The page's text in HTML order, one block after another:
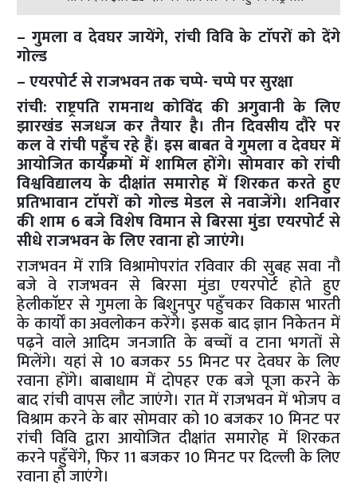
– गुमला व देवघर जायेंगे, रांची विवि के टाॅपरों को देंगे
गोल्ड
– एयरपोर्ट से राजभवन तक चप्पे- चप्पे पर सुरक्षा
रांची: राष्ट्रपति रामनाथ कोविंद की अगुवानी के लिए
झारखंड सजधज कर तैयार है। तीन दिवसीय दौरे पर
कल वे रांची पहुँच रहे हैं। इस बाबत वे गुमला व देवघर में
आयोजित कार्यक्रमों में शामिल होंगे। सोमवार को रांची
विश्वविद्यालय के दीक्षांत समारोह में शिरकत करते हुए
प्रतिभावान टाॅपरों को गोल्ड मेडल से नवाजेंगे। शनिवार
की शाम 6 बजे विशेष विमान से बिरसा मुंडा एयरपोर्ट से
सीधे राजभवन के लिए रवाना हो जाएंगे।
राजभवन में रात्रि विश्रामोपरांत रविवार की सुबह सवा नौ
बजे वे राजभवन से बिरसा मुंडा एयरपोर्ट होते हुए
हेलीकाॅप्टर से गुमला के बिशुनपुर पहुँचकर विकास भारती
के कार्यों का अवलोकन करेंगे। इसक बाद ज्ञान निकेतन में
पढ़ने वाले आदिम जनजाति के बच्चों व टाना भगतों से
मिलेंगे। यहां से 10 बजकर 55 मिनट पर देवघर के लिए
रवाना होंगे। बाबाधाम में दोपहर एक बजे पूजा करने के
बाद रांची वापस लौट जाएंगे। रात में राजभवन में भोजप व
विश्राम करने के बार सोमवार को 10 बजकर 10 मिनट पर
रांची विवि द्वारा आयोजित दीक्षांत समारोह में शिरकत
करने पहुँचेंगे, फिर 11 बजकर 10 मिनट पर दिल्ली के लिए
रवाना हो जाएंगे।